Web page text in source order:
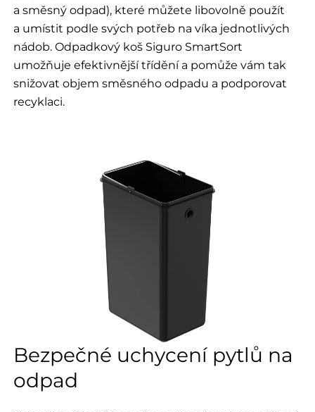
a směsný odpad), které můžete libovolně použít
a umístit podle svých potřeb na víka jednotlivých
nádob. Odpadkový koš Siguro SmartSort
umožňuje efektivnější třídění a pomůže vám tak
snižovat objem směsného odpadu a podporovat
recyklaci.
Bezpečné uchycení pytlů na
odpad